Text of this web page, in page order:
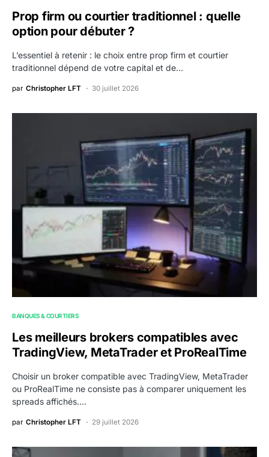
Prop firm ou courtier traditionnel : quelle
option pour débuter ?
L’essentiel à retenir : le choix entre prop firm et courtier
traditionnel dépend de votre capital et de…
par Christopher LFT 30 juillet 2026
BANQUES & COURTIERS
Les meilleurs brokers compatibles avec
TradingView, MetaTrader et ProRealTime
Choisir un broker compatible avec TradingView, MetaTrader
ou ProRealTime ne consiste pas à comparer uniquement les
spreads affichés.…
par Christopher LFT 29 juillet 2026